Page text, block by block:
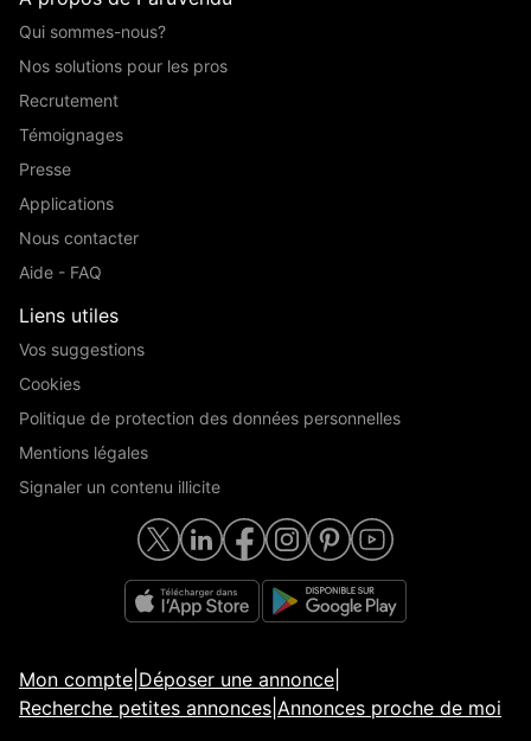
Qui sommes-nous?
Nos solutions pour les pros
Recrutement
Témoignages
Presse
Applications
Nous contacter
Aide - FAQ
Liens utiles
Vos suggestions
Cookies
Politique de protection des données personnelles
Mentions légales
Signaler un contenu illicite
Mon compte Déposer une annonce
Recherche petites annonces Annonces proche de moi